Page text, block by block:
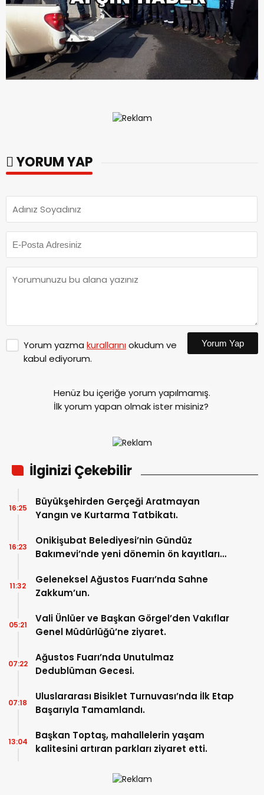
YORUM YAP
Yorum yazma kurallarınıokudum ve
kabul ediyorum.
Yorum Yap
Henüz bu içeriğe yorum yapılmamış.
İlk yorum yapan olmak ister misiniz?
İlginizi Çekebilir
Büyükşehirden Gerçeği Aratmayan
Yangın ve Kurtarma Tatbikatı.
16:25
Onikişubat Belediyesi’nin Gündüz
Bakımevi’nde yeni dönemin ön kayıtları
16:23
Geleneksel Ağustos Fuarı’nda Sahne
Zakkum’un.
11:32
Vali Ünlüer ve Başkan Görgel’den Vakıflar
Genel Müdürlüğü’ne ziyaret.
05:21
Ağustos Fuarı’nda Unutulmaz
Dedublüman Gecesi.
07:22
Uluslararası Bisiklet Turnuvası’nda İlk Etap
Başarıyla Tamamlandı.
07:18
Başkan Toptaş, mahallelerin yaşam
kalitesini artıran parkları ziyaret etti.
13:04